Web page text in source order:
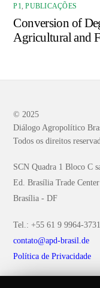
P1,PUBLICAÇÕES
Conversion of
Agricultural and
© 2025
Diálogo Agropolítico
Todos os direitos
SCN Quadra 1 Bloco C
Ed. Brasília Trade Center
Brasília - DF
Tel.: +55 61 9 9964-3731
contato@apd-brasil.de
Política de Privacidade